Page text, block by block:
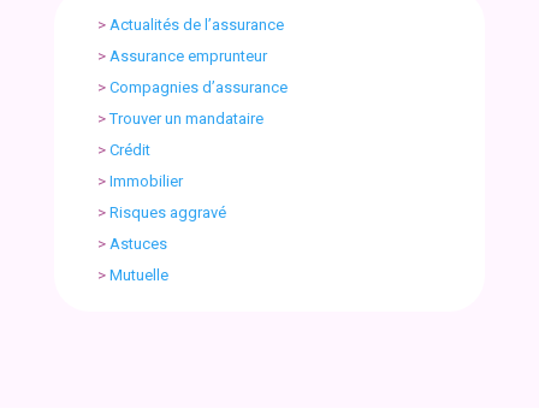
> Actualités de l’assurance
> Assurance emprunteur
> Compagnies d’assurance
>Trouver un mandataire
> Crédit
> Immobilier
> Risques aggravé
> Astuces
> Mutuelle